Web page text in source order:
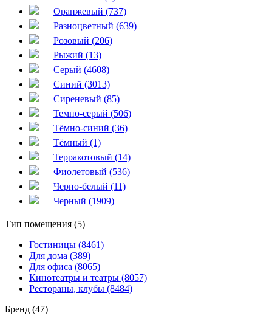
Оранжевый (737)
Разноцветный (639)
Розовый (206)
Рыжий (13)
Серый (4608)
Синий (3013)
Сиреневый (85)
Темно-серый (506)
Тёмно-синий (36)
Тёмный (1)
Терракотовый (14)
Фиолетовый (536)
Черно-белый (11)
Черный (1909)
Тип помещения (5)
Гостиницы (8461)
Для дома (389)
Для офиса (8065)
Кинотеатры и театры (8057)
Рестораны, клубы (8484)
Бренд (47)